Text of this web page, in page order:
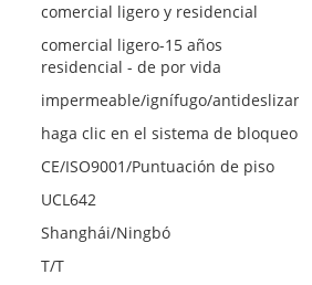
comercial ligero y residencial
comercial ligero-15 años
residencial - de por vida
impermeable/ignífugo/
haga clic en el sistema de bloqueo
CE/ISO9001/Puntuación de piso
UCL642
Shanghái/Ningbó
T/T